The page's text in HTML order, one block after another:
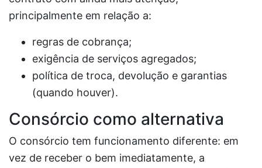
principalmente em relação a:
regras de cobrança;
exigência de serviços agregados;
política de troca, devolução e garantias
(quando houver).
Consórcio como alternativa
O consórcio tem funcionamento diferente: em
vez de receber o bem imediatamente, a